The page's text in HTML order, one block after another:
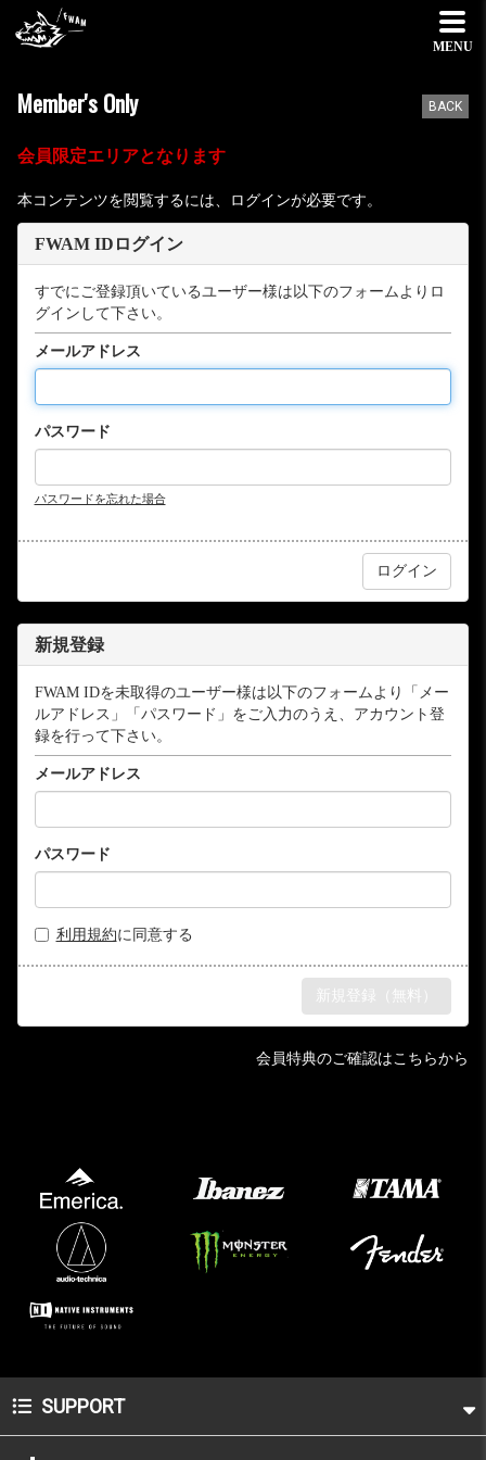
MENU
Member's Only BACK
会員限定エリアとなります
本コンテンツを閲覧するには、ログインが必要です。
FWAM IDログイン
すでにご登録頂いているユーザー様は以下のフォームよりロ
グインして下さい。
メールアドレス
パスワード
パスワードを忘れた場合
新規登録
FWAM IDを未取得のユーザー様は以下のフォームより「メー
ルアドレス」「パスワード」をご入力のうえ、アカウント登
録を行って下さい。
メールアドレス
パスワード
利用規約に同意する
会員特典のご確認はこちらから
SUPPORT